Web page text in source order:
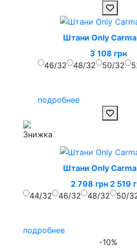
Штани Only
3 108 грн
46/32
48/32 50/32
подробнее
Штани Only
2 798 грн 2 519
44/32
46/32 48/32 50/
подробнее
-10%